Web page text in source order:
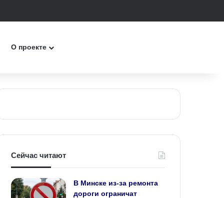
О проекте
Сейчас читают
В Минске из-за ремонта
дороги ограничат